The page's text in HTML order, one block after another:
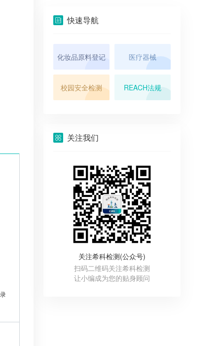
快速导航
化妆品原料登记 医疗器械
校园安全检测 REACH法规
关注我们
关注希科检测(公众号)
扫码二维码关注希科检测
让小编成为您的贴身顾问